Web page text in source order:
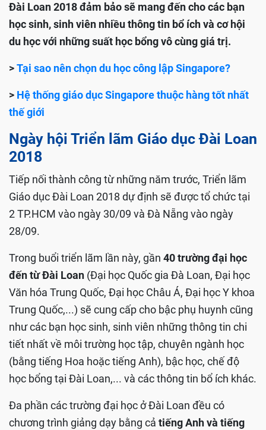
Đài Loan 2018 đảm bảo sẽ mang đến cho các bạn
học sinh, sinh viên nhiềuthông tin bổ ích và cơ hội
du học với những suất học bổng vô cùng giá trị.
>Tại sao nên chọn du học công lập Singapore?
> Hệ thống giáo dục Singapore thuộc hàng tốt nhất
thế giới
Ngày hội Triển lãm Giáo dục Đài Loan
2018
Tiếp nối thành công từ những năm trước, Triển lãm
Giáo dục Đài Loan 2018 dự định sẽ được tổ chức tại
2 TP.HCM vào ngày 30/09 và Đà Nẵng vào ngày
28/09.
Trong buổi triển lãm lần này, gần 40 trường đại học
đến từ Đài Loan (Đại học Quốc gia Đà Loan, Đại học
Văn hóa Trung Quốc, Đại học Châu Á, Đại học Y khoa
Trung Quốc,...) sẽ cung cấp cho bậc phụ huynh cũng
nhưcác bạn học sinh, sinh viên những thông tin chi
tiết nhất về môi trường học tập, chuyên ngành học
(bằng tiếng Hoa hoặc tiếng Anh), bậc học, chế độ
học bổng tại Đài Loan,... và các thông tin bổ ích khác.
Đa phần các trường đại học ở Đài Loan đều có
chương trình giảng dạy bằng cả tiếng Anh và tiếng